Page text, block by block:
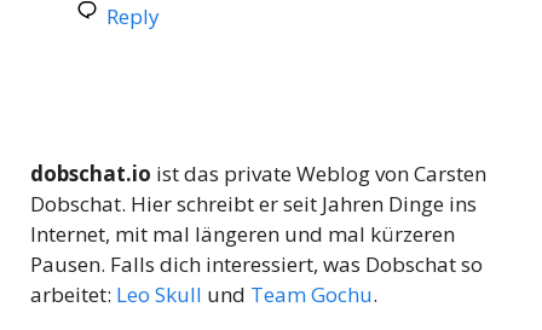
Reply
dobschat.io ist das private Weblog von Carsten
Dobschat. Hier schreibt er seit Jahren Dinge ins
Internet, mit mal längeren und mal kürzeren
Pausen. Falls dich interessiert, was Dobschat so
arbeitet: Leo Skull und Team Gochu.